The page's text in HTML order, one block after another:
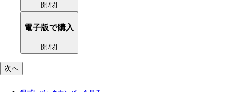
開/閉
電子版で購入
開/閉
次へ